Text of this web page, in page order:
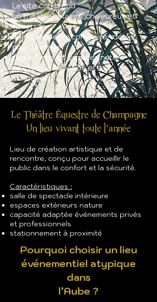
Le site comprend :
un théâtre couvert, chaleureux et
immersif
une guinguette conviviale, idéale
pour partager
des écuries et espaces nature
propices à l’émotion et à la
connexion
Le Théâtre Équestre de Champagne
Un lieu vivant toute l’année
Lieu de création artistique et de
rencontre, conçu pour accueillir le
public dans le confort et la sécurité.
Caractéristiques :
salle de spectacle intérieure
espaces extérieurs nature
capacité adaptée événements privés
et professionnels
stationnement à proximité
Pourquoi choisir un lieu
événementiel atypique
dans
l’Aube ?